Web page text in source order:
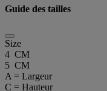
Guide des tailles
Size
4 CM
5 CM
A = Largeur
C = Hauteur